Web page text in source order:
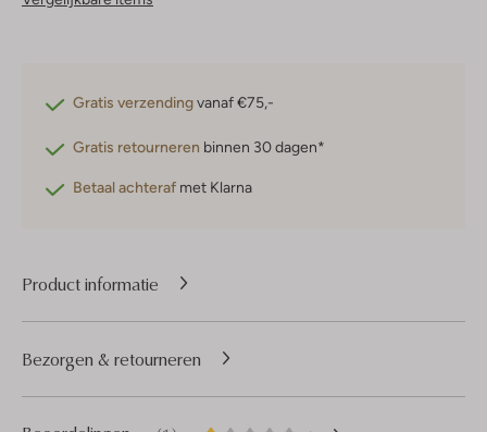
Gratis verzendingvanaf €75,-
Gratis retourneren binnen 30 dagen*
Betaal achteraf met Klarna
Product informatie
Bezorgen & retourneren